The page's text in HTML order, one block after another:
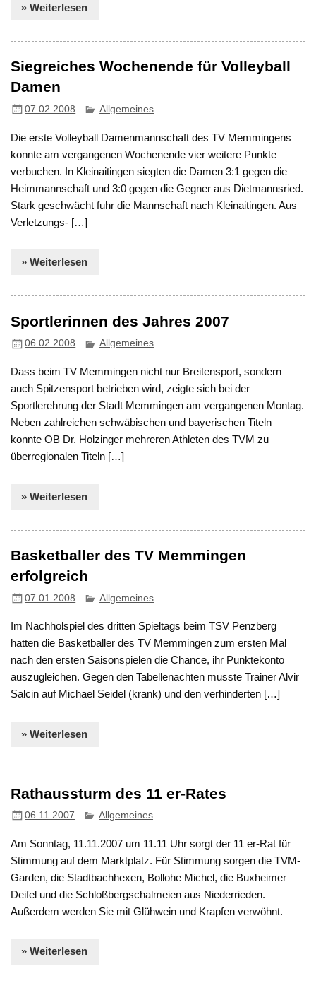
» Weiterlesen
Siegreiches Wochenende für Volleyball
Damen
07.02.2008 Allgemeines
Die erste Volleyball Damenmannschaft des TV Memmingens
konnte am vergangenen Wochenende vier weitere Punkte
verbuchen. In Kleinaitingen siegten die Damen 3:1 gegen die
Heimmannschaft und 3:0 gegen die Gegner aus Dietmannsried.
Stark geschwächt fuhr die Mannschaft nach Kleinaitingen. Aus
Verletzungs- […]
» Weiterlesen
Sportlerinnen des Jahres 2007
06.02.2008 Allgemeines
Dass beim TV Memmingen nicht nur Breitensport, sondern
auch Spitzensport betrieben wird, zeigte sich bei der
Sportlerehrung der Stadt Memmingen am vergangenen Montag.
Neben zahlreichen schwäbischen und bayerischen Titeln
konnte OB Dr. Holzinger mehreren Athleten des TVM zu
überregionalen Titeln […]
» Weiterlesen
Basketballer des TV Memmingen
erfolgreich
07.01.2008 Allgemeines
Im Nachholspiel des dritten Spieltags beim TSV Penzberg
hatten die Basketballer des TV Memmingen zum ersten Mal
nach den ersten Saisonspielen die Chance, ihr Punktekonto
auszugleichen. Gegen den Tabellenachten musste Trainer Alvir
Salcin auf Michael Seidel (krank) und den verhinderten […]
» Weiterlesen
Rathaussturm des 11 er-Rates
06.11.2007 Allgemeines
Am Sonntag, 11.11.2007 um 11.11 Uhr sorgt der 11 er-Rat für
Stimmung auf dem Marktplatz. Für Stimmung sorgen die TVM-
Garden, die Stadtbachhexen, Bollohe Michel, die Buxheimer
Deifel und die Schloßbergschalmeien aus Niederrieden.
Außerdem werden Sie mit Glühwein und Krapfen verwöhnt.
» Weiterlesen